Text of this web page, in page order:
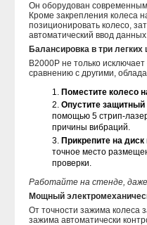
Он оборудован современным
Кроме закрепления колеса
позиционировать колесо,
автоматический ввод
Балансировка в три легких
B2000P не только
сравнению с другими,
Поместите колесо
Опустите защитный
помощью 5 стрип-
причины вибраций.
Прикрепите на
точное место
проверки.
Работайте на стенде, даже
Мощный
От точности зажима колеса
зажима автоматически